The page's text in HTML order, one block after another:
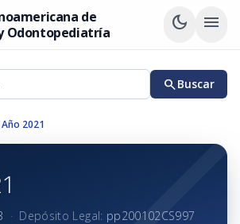
de
Odontopediatría
dark_mode menu
searchBuscar
Año 2021
· Depósito Legal: pp200102CS997